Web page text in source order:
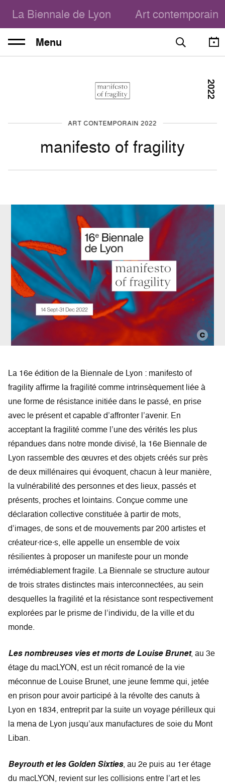
La Biennale de Lyon Art contemporain
Menu
ART CONTEMPORAIN 2022
manifesto of fragility
2022
La 16e édition de la Biennale de Lyon : manifesto of
fragility affirme la fragilité comme intrinsèquement liée à
une forme de résistance initiée dans le passé, en prise
avec le présent et capable d’affronter l’avenir. En
acceptant la fragilité comme l’une des vérités les plus
répandues dans notre monde divisé, la 16e Biennale de
Lyon rassemble des œuvres et des objets créés sur près
de deux millénaires qui évoquent, chacun à leur manière,
la vulnérabilité des personnes et des lieux, passés et
présents, proches et lointains. Conçue comme une
déclaration collective constituée à partir de mots,
d’images, de sons et de mouvements par 200 artistes et
créateur∙rice∙s, elle appelle un ensemble de voix
résilientes à proposer un manifeste pour un monde
irrémédiablement fragile. La Biennale se structure autour
de trois strates distinctes mais interconnectées, au sein
desquelles la fragilité et la résistance sont respectivement
explorées par le prisme de l’individu, de la ville et du
monde.
Les nombreuses vies et morts de Louise Brunet, au 3e
étage du macLYON, est un récit romancé de la vie
méconnue de Louise Brunet, une jeune femme qui, jetée
en prison pour avoir participé à la révolte des canuts à
Lyon en 1834, entreprit par la suite un voyage périlleux qui
la mena de Lyon jusqu’aux manufactures de soie du Mont
Liban.
Beyrouth et les Golden Sixties, au 2e puis au 1er étage
du macLYON, revient sur les collisions entre l’art et les